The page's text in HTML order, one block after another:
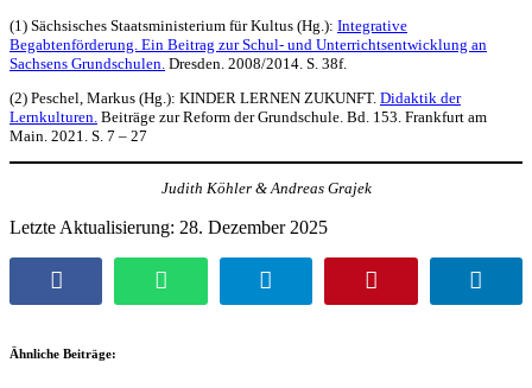
(1) Sächsisches Staatsministerium für Kultus (Hg.): Integrative
Begabtenförderung. Ein Beitrag zur Schul- und Unterrichtsentwicklung an
Sachsens Grundschulen. Dresden. 2008/2014. S. 38f.
(2) Peschel, Markus (Hg.): KINDER LERNEN ZUKUNFT. Didaktik der
Lernkulturen. Beiträge zur Reform der Grundschule. Bd. 153. Frankfurt am
Main. 2021. S. 7 – 27
Judith Köhler & Andreas Grajek
Letzte Aktualisierung: 28. Dezember 2025
Facebook Pinterest
Ähnliche Beiträge: